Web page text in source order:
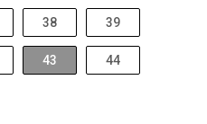
38 39
43 44